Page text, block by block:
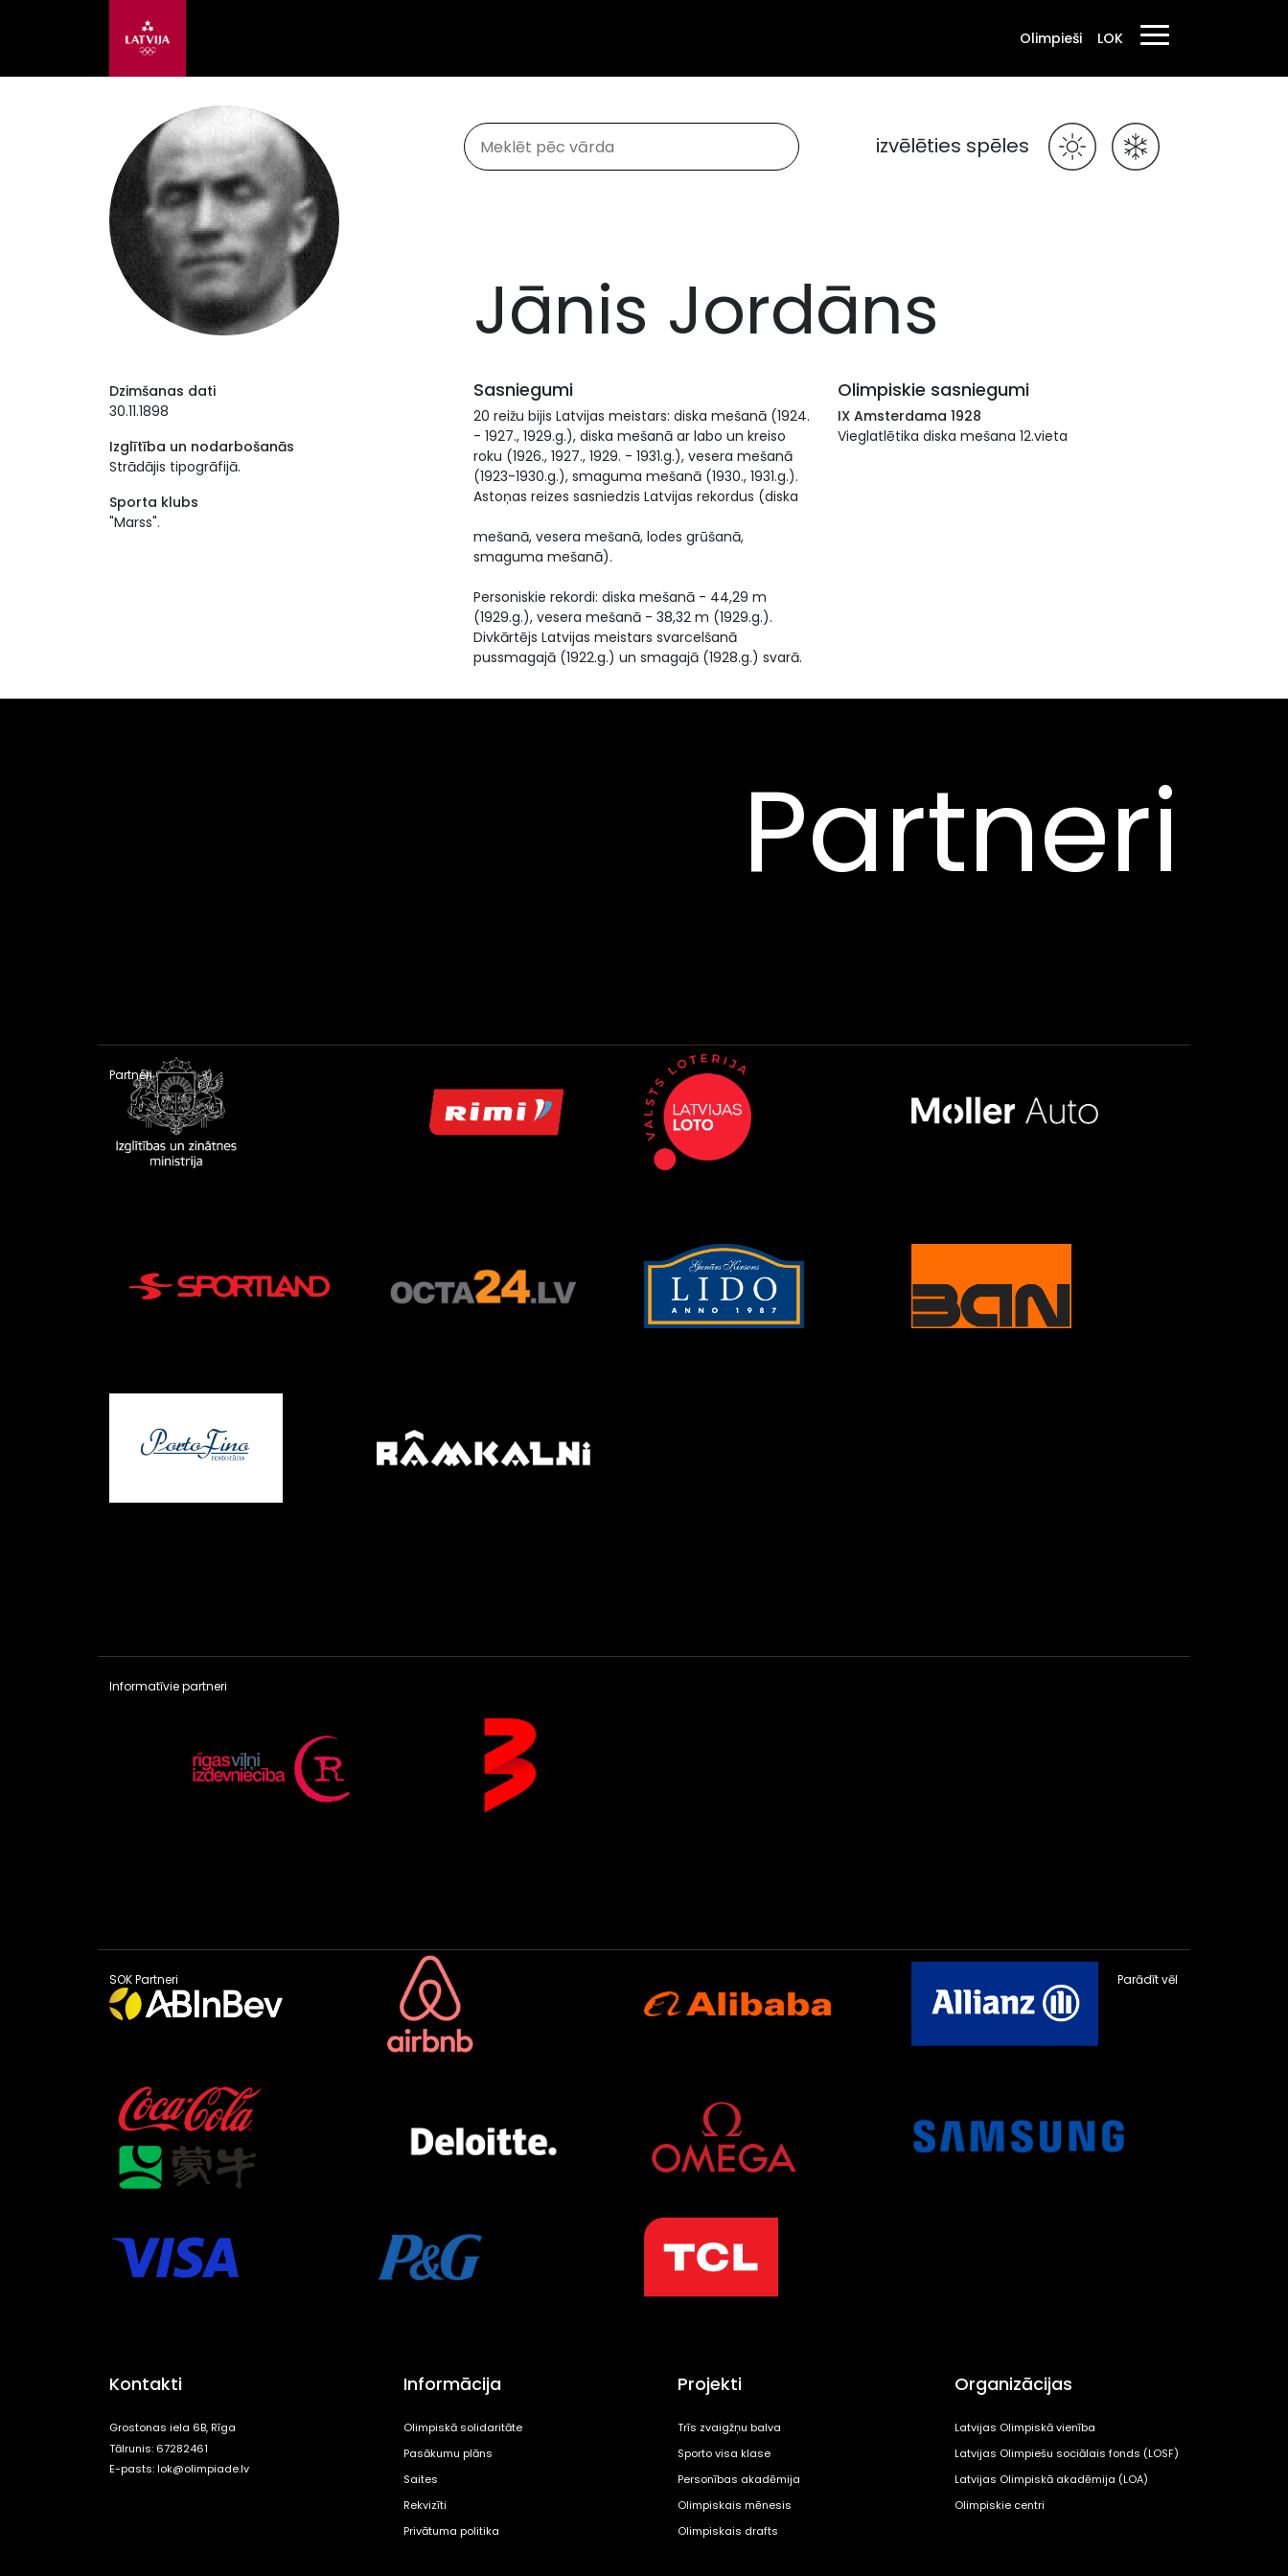
Olimpieši LOK
izvēlēties spēles
Jānis Jordāns
Dzimšanas dati
30.11.1898
Izglītība un nodarbošanās
Strādājis tipogrāfijā.
Sporta klubs
"Marss".
Sasniegumi
20 reižu bijis Latvijas meistars: diska mešanā (1924.
- 1927., 1929.g.), diska mešanā ar labo un kreiso
roku (1926., 1927., 1929. - 1931.g.), vesera mešanā
(1923-1930.g.), smaguma mešanā (1930., 1931.g.).
Astoņas reizes sasniedzis Latvijas rekordus (diska
mešanā, vesera mešanā, lodes grūšanā,
smaguma mešanā).
Personiskie rekordi: diska mešanā - 44,29 m
(1929.g.), vesera mešanā - 38,32 m (1929.g.).
Divkārtējs Latvijas meistars svarcelšanā
pussmagajā (1922.g.) un smagajā (1928.g.) svarā.
Olimpiskie sasniegumi
IX Amsterdama 1928
Vieglatlētika diska mešana 12.vieta
Partneri
Partneri
Informatīvie partneri
SOK Partneri Parādīt vēl
Kontakti
Grostonas iela 6B, Rīga
Tālrunis: 67282461
E-pasts:lok@olimpiade.lv
Informācija
Olimpiskā solidaritāte
Pasākumu plāns
Saites
Rekvizīti
Privātuma politika
Projekti
Trīs zvaigžņu balva
Sporto visa klase
Personības akadēmija
Olimpiskais mēnesis
Olimpiskais drafts
Organizācijas
Latvijas Olimpiskā vienība
Latvijas Olimpiešu sociālais fonds (LOSF)
Latvijas Olimpiskā akadēmija (LOA)
Olimpiskie centri